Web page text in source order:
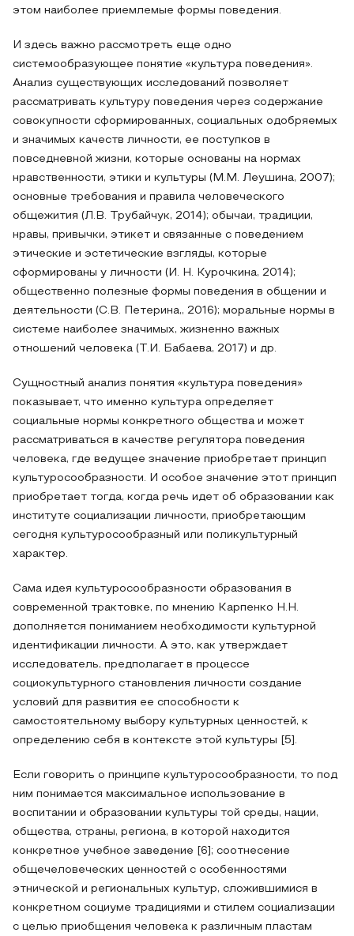
этом наиболее приемлемые формы поведения.
И здесь важно рассмотреть еще одно
системообразующее понятие «культура поведения».
Анализ существующих исследований позволяет
рассматривать культуру поведения через содержание
совокупности сформированных, социальных одобряемых
и значимых качеств личности, ее поступков в
повседневной жизни, которые основаны на нормах
нравственности, этики и культуры (М.М. Леушина, 2007);
основные требования и правила человеческого
общежития (Л.В. Трубайчук, 2014); обычаи, традиции,
нравы, привычки, этикет и связанные с поведением
этические и эстетические взгляды, которые
сформированы у личности (И. Н. Курочкина, 2014);
общественно полезные формы поведения в общении и
деятельности (С.В. Петерина,, 2016); моральные нормы в
системе наиболее значимых, жизненно важных
отношений человека (Т.И. Бабаева, 2017) и др.
Сущностный анализ понятия «культура поведения»
показывает, что именно культура определяет
социальные нормы конкретного общества и может
рассматриваться в качестве регулятора поведения
человека, где ведущее значение приобретает принцип
культуросообразности. И особое значение этот принцип
приобретает тогда, когда речь идет об образовании как
институте социализации личности, приобретающим
сегодня культуросообразный или поликультурный
характер.
Сама идея культуросообразности образования в
современной трактовке, по мнению Карпенко Н.Н.
дополняется пониманием необходимости культурной
идентификации личности. А это, как утверждает
исследователь, предполагает в процессе
социокультурного становления личности создание
условий для развития ее способности к
самостоятельному выбору культурных ценностей, к
определению себя в контексте этой культуры [5].
Если говорить о принципе культуросообразности, то под
ним понимается максимальное использование в
воспитании и образовании культуры той среды, нации,
общества, страны, региона, в которой находится
конкретное учебное заведение [6]; соотнесение
общечеловеческих ценностей с особенностями
этнической и региональных культур, сложившимися в
конкретном социуме традициями и стилем социализации
с целью приобщения человека к различным пластам